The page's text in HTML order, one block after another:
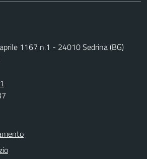
1167 n.1 - 24010 Sedrina (BG)